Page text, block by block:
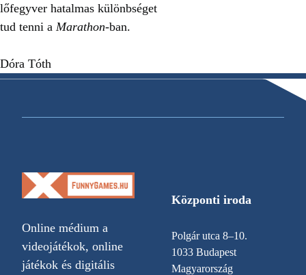
lőfegyver hatalmas különbséget
tud tenni a Marathon-ban.
Dóra Tóth
Online médium a
videojátékok, online
játékok és digitális
Központi iroda
Polgár utca 8–10.
1033 Budapest
Magyarország